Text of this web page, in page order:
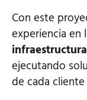
Con este
experiencia en
ejecutando
de cada